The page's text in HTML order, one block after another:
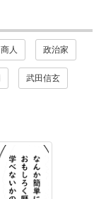
商人 政治家
武田信玄